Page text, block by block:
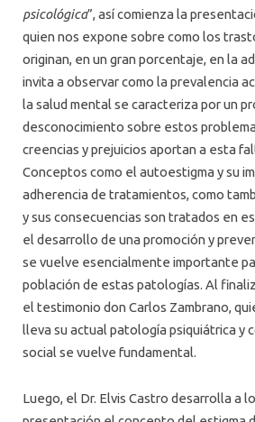
psicológica”, así comienza la
quien nos expone sobre como los
originan, en un gran porcentaje, en la
invita a observar como la prevalencia
la salud mental se caracteriza por un
desconocimiento sobre estos
creencias y prejuicios aportan a esta
Conceptos como el autoestigma y su
adherencia de tratamientos, como
y sus consecuencias son tratados en
el desarrollo de una promoción y
se vuelve esencialmente importante
población de estas patologías. Al
el testimonio don Carlos Zambrano,
lleva su actual patología psiquiátrica y
social se vuelve fundamental.
Luego, el Dr. Elvis Castro desarrolla a